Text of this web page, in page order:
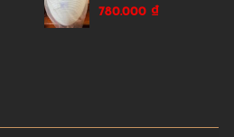
780.000 ₫